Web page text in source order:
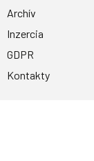
Archív
Inzercia
GDPR
Kontakty